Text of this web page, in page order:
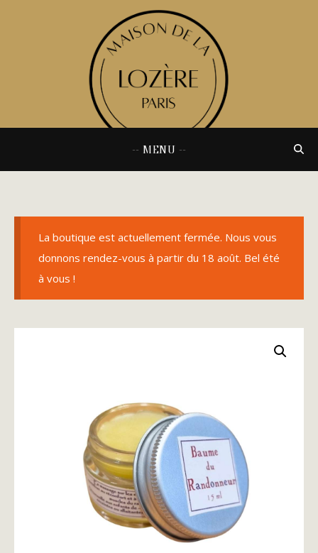
-- MENU --
La boutique est actuellement fermée. Nous vous
donnons rendez-vous à partir du 18 août. Bel été
à vous !